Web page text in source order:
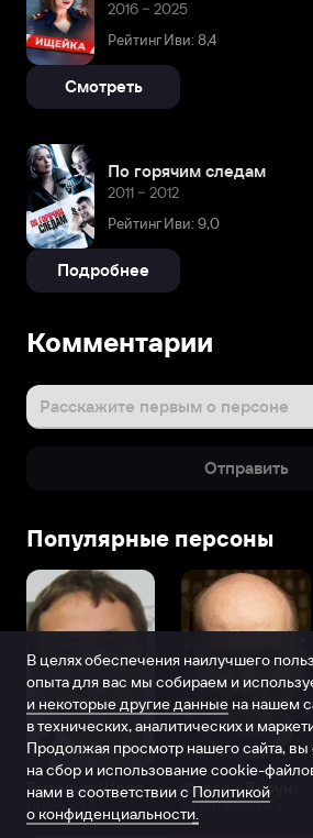
2016 – 2025
Рейтинг Иви: 8,4
Смотреть
По горячим следам
2011 – 2012
Рейтинг Иви: 9,0
Подробнее
Комментарии
Расскажите первым о персоне
Отправить
Популярные персоны
Виталий Шляппо
Продюсер Актёр дубляжа
В целях обеспечения наилучшего
опыта для вас мы собираем и
и некоторые другие данные на нашем
в технических, аналитических и
Продолжая просмотр нашего сайта, вы
на сбор и использование cookie-
нами в соответствии с Политикой
о конфиденциальности.